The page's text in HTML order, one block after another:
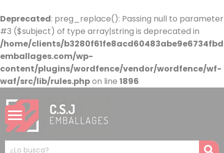
Deprecated: preg_replace(): Passing null to parameter
#3 ($subject) of type array|string is deprecated in
/home/clients/
emballages.com/wp-
content/plugins/wordfence/vendor/wordfence/wf-
waf/src/lib/rules.phpon line 1896
Mots